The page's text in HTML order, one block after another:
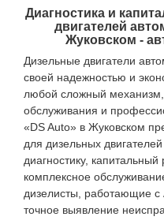
Диагностика и
двигателей
Жуковском -
Дизельные двигатели
своей надежностью и
любой сложный механизм,
обслуживания и
«DS Auto» в Жуковском
для дизельных
диагностику,
комплексное
дизелисты, работающие
точное выявление